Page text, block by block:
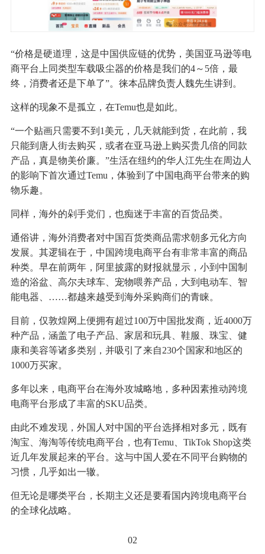
“价格是硬道理，这是中国供应链的优势，美国亚马逊等电
商平台上同类型车载吸尘器的价格是我们的4～5倍，最
终，消费者还是下单了”。徕本品牌负责人魏先生讲到。
这样的现象不是孤立，在Temu也是如此。
“一个贴画只需要不到1美元，几天就能到货，在此前，我
只能到唐人街去购买，或者在亚马逊上购买贵几倍的同款
产品，真是物美价廉。”生活在纽约的华人江先生在周边人
的影响下首次通过Temu，体验到了中国电商平台带来的购
物乐趣。
同样，海外的剁手党们，也痴迷于丰富的百货品类。
通俗讲，海外消费者对中国百货类商品需求朝多元化方向
发展。其逻辑在于，中国跨境电商平台有非常丰富的商品
种类。早在前两年，阿里披露的财报就显示，小到中国制
造的浴盆、高尔夫球车、宠物喂养产品，大到电动车、智
能电器、……都越来越受到海外采购商们的青睐。
目前，仅敦煌网上便拥有超过100万中国批发商，近4000万
种产品，涵盖了电子产品、家居和玩具、鞋服、珠宝、健
康和美容等诸多类别，并吸引了来自230个国家和地区的
1000万买家。
多年以来，电商平台在海外攻城略地，多种因素推动跨境
电商平台形成了丰富的SKU品类。
由此不难发现，外国人对中国的平台选择相对多元，既有
淘宝、海淘等传统电商平台，也有Temu、TikTok Shop这类
近几年发展起来的平台。这与中国人爱在不同平台购物的
习惯，几乎如出一辙。
但无论是哪类平台，长期主义还是要看国内跨境电商平台
的全球化战略。
02